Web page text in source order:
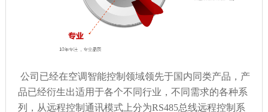
公司已经在空调智能控制领域领先于国内同类产品，产
品已经衍生出适用于各个不同行业，不同需求的各种系
列，从远程控制通讯模式上分为RS485总线远程控制系